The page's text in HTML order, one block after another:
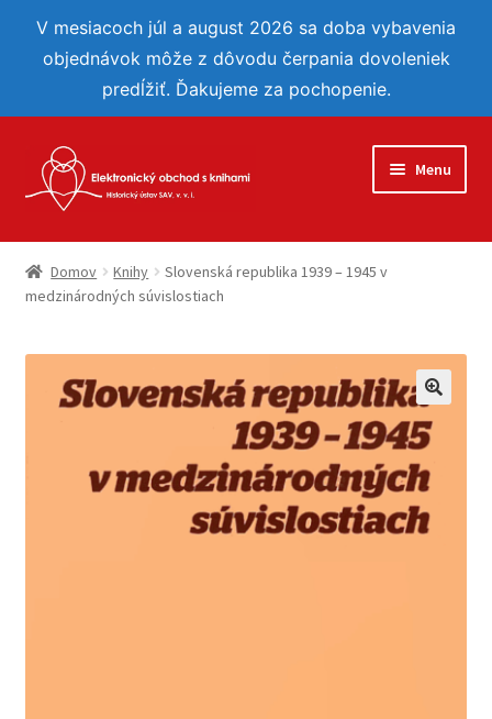
V mesiacoch júl a august 2026 sa doba vybavenia
objednávok môže z dôvodu čerpania dovoleniek
predĺžiť. Ďakujeme za pochopenie.
Preskočiť
na
navigáciu
Preskočiť
na
obsah
Menu
Eshop
Reflexie
Môj účet
Obľúbené
Objednávka
Domov Knihy
Slovenská republika 1939 – 1945 v
medzinárodných súvislostiach
🔍